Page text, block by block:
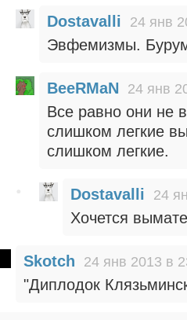
Dostavalli 24 янв
Эвфемизмы.
BeeRMaN 24 янв
Все равно они не
слишком легкие
слишком легкие.
Dostavalli 24
Хочется
Skotch 24 янв 2013 в
"Диплодок